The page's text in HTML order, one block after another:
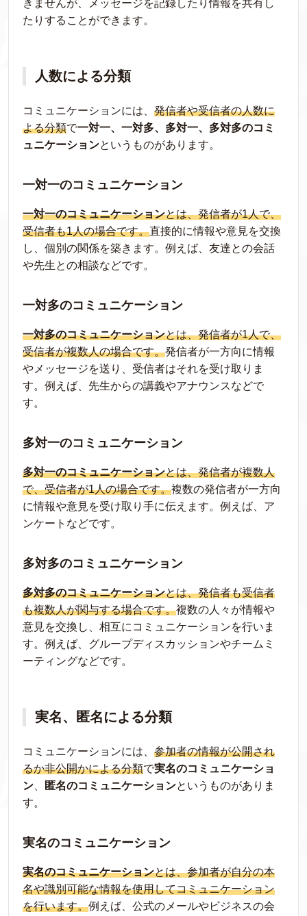
きませんが、メッセージを記録したり情報を共有し
たりすることができます。
人数による分類
コミュニケーションには、 発信者や受信者の人数に
よる分類で一対一、一対多、多対一、多対多のコミ
ュニケーションというものがあります。
一対一のコミュニケーション
一対一のコミュニケーションとは、発信者が1人で、
受信者も1人の場合です。直接的に情報や意見を交換
し、個別の関係を築きます。例えば、友達との会話
や先生との相談などです。
一対多のコミュニケーション
一対多のコミュニケーションとは、発信者が1人で、
受信者が複数人の場合です。発信者が一方向に情報
やメッセージを送り、受信者はそれを受け取りま
す。例えば、先生からの講義やアナウンスなどで
す。
多対一のコミュニケーション
多対一のコミュニケーションとは、発信者が複数人
で、受信者が1人の場合です。複数の発信者が一方向
に情報や意見を受け取り手に伝えます。例えば、ア
ンケートなどです。
多対多のコミュニケーション
多対多のコミュニケーションとは、発信者も受信者
も複数人が関与する場合です。複数の人々が情報や
意見を交換し、相互にコミュニケーションを行いま
す。例えば、グループディスカッションやチームミ
ーティングなどです。
実名、匿名による分類
コミュニケーションには、 参加者の情報が公開され
るか非公開かによる分類で実名のコミュニケーショ
ン
匿名のコミュニケーションというものがありま
す。
実名のコミュニケーション
実名のコミュニケーションとは、参加者が自分の本
名や識別可能な情報を使用してコミュニケーション
を行います。例えば、公式のメールやビジネスの会